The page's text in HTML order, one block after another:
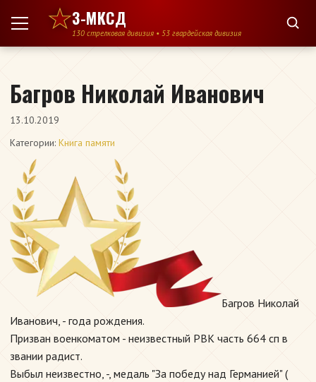
Перейти к содержимому
3-МКСД
130 стрелковая дивизия • 53 гвардейская дивизия
Багров Николай Иванович
13.10.2019
Категории: Книга памяти
Багров Николай
Иванович, - года рождения.
Призван военкоматом - неизвестный РВК часть 664 сп в
звании радист.
Выбыл неизвестно, -, медаль "За победу над Германией" (